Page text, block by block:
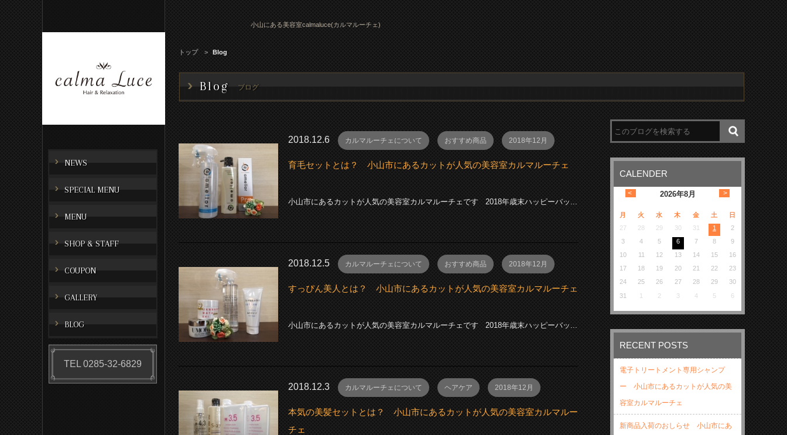
NEWS
SPECIAL MENU
MENU
SHOP & STAFF
COUPON
GALLERY
BLOG
TEL 0285-32-6829
小山にある美容室calmaluce(カルマルーチェ)
トップ Blog
Blog ブログ
2018.12.6 カルマルーチェについて おすすめ商品 2018年12月
育毛セットとは？ 小山市にあるカットが人気の美容室カルマルーチェ
小山市にあるカットが人気の美容室カルマルーチェです 2018年歳末ハッピーバッ...
2018.12.5 カルマルーチェについて おすすめ商品 2018年12月
すっぴん美人とは？ 小山市にあるカットが人気の美容室カルマルーチェ
小山市にあるカットが人気の美容室カルマルーチェです 2018年歳末ハッピーバッ...
2018.12.3 カルマルーチェについて ヘアケア 2018年12月
本気の美髪セットとは？ 小山市にあるカットが人気の美容室カルマルー
チェ
CALENDER
2026年8月
< >
月 火 水 木 金 土
日
27
28 29 30 31 1
2
3
4 5 6 7 8
9
10
11 12 13 14 15
16
17
18 19 20 21 22
23
24
25 26 27 28 29
30
31
1 2 3 4 5 6
RECENT POSTS
電子トリートメント専用シャンプ
ー 小山市にあるカットが人気の美
容室カルマルーチェ
新商品入荷のおしらせ 小山市にあ